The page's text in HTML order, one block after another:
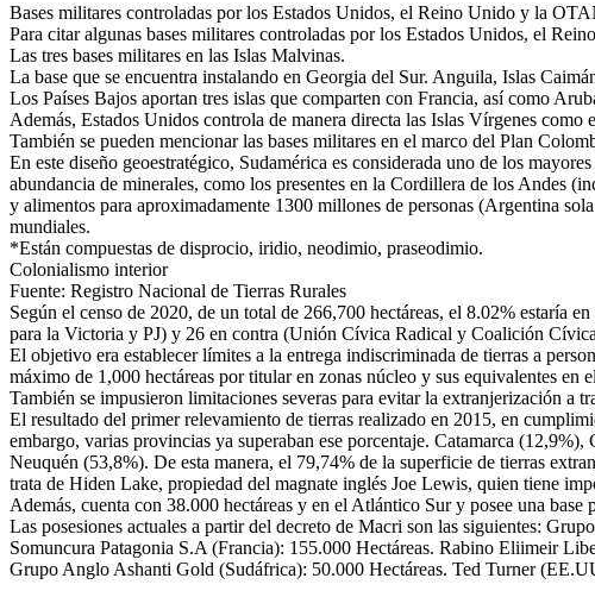
Bases militares controladas por los Estados Unidos, el Reino Unido y la
Para citar algunas bases militares controladas por los Estados Unidos, el
Las tres bases militares en las Islas Malvinas.
La base que se encuentra instalando en Georgia del Sur. Anguila, Islas
Los Países Bajos aportan tres islas que comparten con Francia, así como
Además, Estados Unidos controla de manera directa las Islas Vírgenes
También se pueden mencionar las bases militares en el marco del Plan
En este diseño geoestratégico, Sudamérica es considerada uno de los
abundancia de minerales, como los presentes en la Cordillera de los Andes
y alimentos para aproximadamente 1300 millones de personas (Argentina
mundiales.
*Están compuestas de disprocio, iridio, neodimio, praseodimio.
Colonialismo interior
Fuente: Registro Nacional de Tierras Rurales
Según el censo de 2020, de un total de 266,700 hectáreas, el 8.02% estaría
para la Victoria y PJ) y 26 en contra (Unión Cívica Radical y Coalición
El objetivo era establecer límites a la entrega indiscriminada de tierras a
máximo de 1,000 hectáreas por titular en zonas núcleo y sus equivalentes en
También se impusieron limitaciones severas para evitar la extranjerización a
El resultado del primer relevamiento de tierras realizado en 2015, en
embargo, varias provincias ya superaban ese porcentaje. Catamarca
Neuquén (53,8%). De esta manera, el 79,74% de la superficie de tierras
trata de Hiden Lake, propiedad del magnate inglés Joe Lewis, quien tiene
Además, cuenta con 38.000 hectáreas y en el Atlántico Sur y posee una
Las posesiones actuales a partir del decreto de Macri son las siguientes:
Somuncura Patagonia S.A (Francia): 155.000 Hectáreas. Rabino Eliimeir
Grupo Anglo Ashanti Gold (Sudáfrica): 50.000 Hectáreas. Ted Turner